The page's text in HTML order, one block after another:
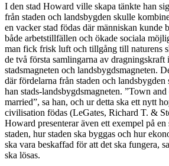
I den stad Howard ville skapa tänkte han
från staden och landsbygden skulle
en vacker stad födas där människan kunde
både arbetstillfällen och ökade sociala
man fick frisk luft och tillgång till naturens
de två första samlingarna av dragningskraft
stadsmagneten och landsbygdsmagneten.
där fördelarna från staden och landsbygden
han stads-landsbygdsmagneten. ”Town
married”, sa han, och ur detta ska ett nytt
civilisation födas (LeGates, Richard T. &
Howard presenterar även ett exempel på
staden, hur staden ska byggas och hur
ska vara beskaffad för att det ska fungera,
ska lösas.